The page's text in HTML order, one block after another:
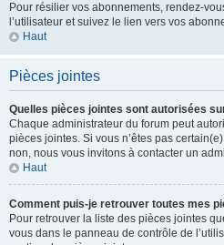
Pour résilier vos abonnements, rendez-
l’utilisateur et suivez le lien vers vos
Haut
Pièces jointes
Quelles pièces jointes sont autorisées
Chaque administrateur du forum peut
pièces jointes. Si vous n’êtes pas
non, nous vous invitons à contacter un
Haut
Comment puis-je retrouver toutes mes
Pour retrouver la liste des pièces jointes
vous dans le panneau de contrôle de